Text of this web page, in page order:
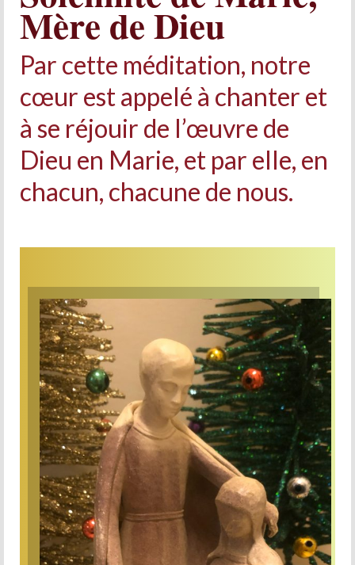
Prière d’Adoration et de Louange
Parole de Dieu
Solitude Communion
Prière d’intercession
Dévotion mariale
Jeanne Le Ber
Cause de Jeanne Le Ber
Bibliographie sur Jeanne Le Ber
Vidéos sur Jeanne Le Ber
La tradition des Recluses
Chapelle d’adoration
Famille reclusienne
Adoratrices et Adorateurs Missionnaires
Monastère Spirituel
Prier avec une icône
Mère de Dieu
Par cette méditation, notre
cœur est appelé à chanter et
à se réjouir de l’œuvre de
Dieu en Marie, et par elle, en
chacun, chacune de nous.